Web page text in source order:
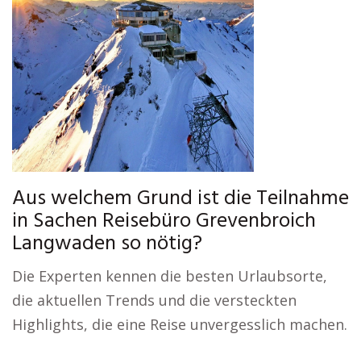
Aus welchem Grund ist die Teilnahme
in Sachen Reisebüro Grevenbroich
Langwaden so nötig?
Die Experten kennen die besten Urlaubsorte,
die aktuellen Trends und die versteckten
Highlights, die eine Reise unvergesslich machen.